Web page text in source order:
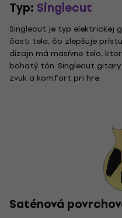
Typ: Singlecut
Singlecut je typ elektrickej
časti tela, čo zlepšuje
dizajn má masívne telo,
bohatý tón. Singlecut
zvuk a komfort pri hre.
Saténová